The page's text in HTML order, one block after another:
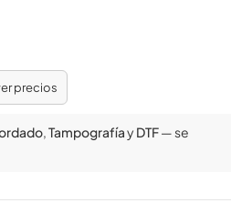
precios
,TampografíayDTF— se